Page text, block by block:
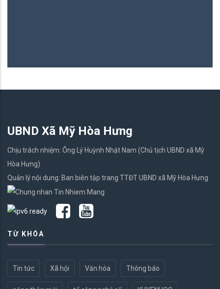
UBND Xã Mỹ Hòa Hưng
Chịu trách nhiệm: Ông Lý Huỳnh Nhật Nam (Chủ tịch UBND xã Mỹ
Hòa Hưng)
Quản lý nội dung: Ban biên tập trang TTĐT UBND xã Mỹ Hòa Hưng
TỪ KHÓA
Tin tức Xã hội Văn hóa Thông báo